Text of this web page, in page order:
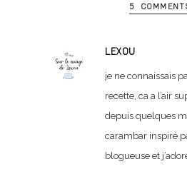
5
LEXOU
je ne connaissais
recette, ca a l’air
depuis quelques
carambar inspiré
blogueuse et